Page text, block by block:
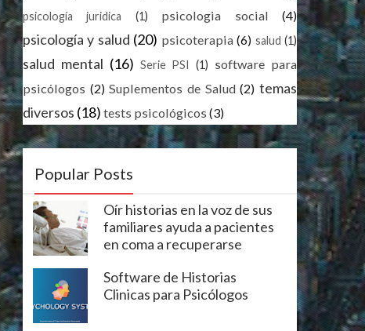
psicología juridica (1) psicologia social (4)
psicología y salud (20) psicoterapia (6) salud (1)
salud mental (16) Serie PSI (1) software para
psicólogos (2) Suplementos de Salud (2) temas
diversos (18) tests psicológicos (3)
Popular Posts
Oír historias en la voz de sus
familiares ayuda a pacientes
en coma a recuperarse
Software de Historias
Clinicas para Psicólogos